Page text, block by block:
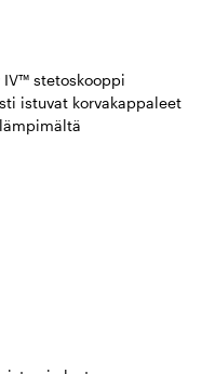
stetoskooppi
istuvat korvakappaleet